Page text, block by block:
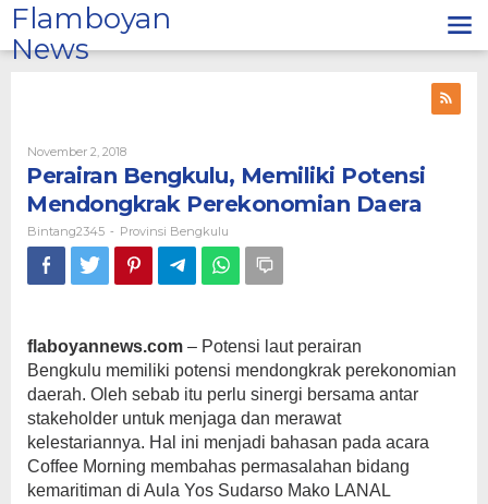
Lewati
ke
konten
Flamboyan
News
November 2, 2018Oleh
Bintang2345
Perairan Bengkulu, Memiliki Potensi
Mendongkrak Perekonomian Daera
Bintang2345 - Provinsi Bengkulu
flaboyannews.com – Potensi laut perairan
Bengkulu memiliki potensi mendongkrak perekonomian
daerah. Oleh sebab itu perlu sinergi bersama antar
stakeholder untuk menjaga dan merawat
kelestariannya. Hal ini menjadi bahasan pada acara
Coffee Morning membahas permasalahan bidang
kemaritiman di Aula Yos Sudarso Mako LANAL